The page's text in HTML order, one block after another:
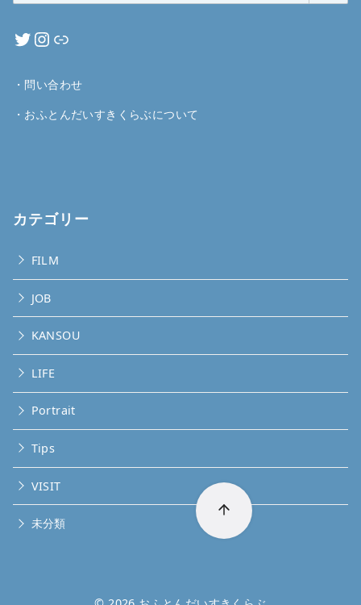
・ 問い合わせ
・ おふとんだいすきくらぶについて
カテゴリー
FILM
JOB
KANSOU
LIFE
Portrait
Tips
VISIT
未分類